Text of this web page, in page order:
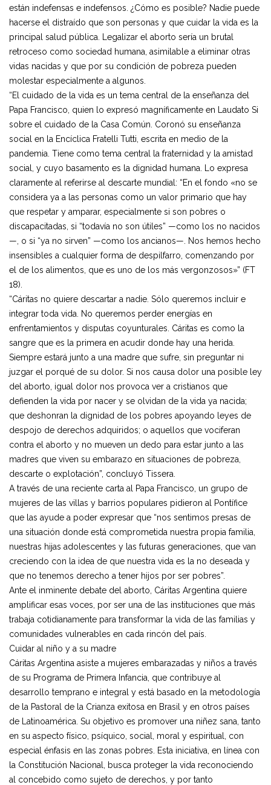
están indefensas e indefensos. ¿Cómo es posible? Nadie puede
hacerse el distraído que son personas y que cuidar la vida es la
principal salud pública. Legalizar el aborto sería un brutal
retroceso como sociedad humana, asimilable a eliminar otras
vidas nacidas y que por su condición de pobreza pueden
molestar especialmente a algunos.
“El cuidado de la vida es un tema central de la enseñanza del
Papa Francisco, quien lo expresó magníficamente en Laudato Si
sobre el cuidado de la Casa Común. Coronó su enseñanza
social en la Encíclica Fratelli Tutti, escrita en medio de la
pandemia. Tiene como tema central la fraternidad y la amistad
social, y cuyo basamento es la dignidad humana. Lo expresa
claramente al referirse al descarte mundial: “En el fondo «no se
considera ya a las personas como un valor primario que hay
que respetar y amparar, especialmente si son pobres o
discapacitadas, si “todavía no son útiles” —como los no nacidos
—, o si “ya no sirven” —como los ancianos—. Nos hemos hecho
insensibles a cualquier forma de despilfarro, comenzando por
el de los alimentos, que es uno de los más vergonzosos»” (FT
18).
“Cáritas no quiere descartar a nadie. Sólo queremos incluir e
integrar toda vida. No queremos perder energías en
enfrentamientos y disputas coyunturales. Cáritas es como la
sangre que es la primera en acudir donde hay una herida.
Siempre estará junto a una madre que sufre, sin preguntar ni
juzgar el porqué de su dolor. Si nos causa dolor una posible ley
del aborto, igual dolor nos provoca ver a cristianos que
defienden la vida por nacer y se olvidan de la vida ya nacida;
que deshonran la dignidad de los pobres apoyando leyes de
despojo de derechos adquiridos; o aquellos que vociferan
contra el aborto y no mueven un dedo para estar junto a las
madres que viven su embarazo en situaciones de pobreza,
descarte o explotación”, concluyó Tissera.
A través de una reciente carta al Papa Francisco, un grupo de
mujeres de las villas y barrios populares pidieron al Pontífice
que las ayude a poder expresar que “nos sentimos presas de
una situación donde está comprometida nuestra propia familia,
nuestras hijas adolescentes y las futuras generaciones, que van
creciendo con la idea de que nuestra vida es la no deseada y
que no tenemos derecho a tener hijos por ser pobres”.
Ante el inminente debate del aborto, Cáritas Argentina quiere
amplificar esas voces, por ser una de las instituciones que más
trabaja cotidianamente para transformar la vida de las familias y
comunidades vulnerables en cada rincón del país.
Cuidar al niño y a su madre
Cáritas Argentina asiste a mujeres embarazadas y niños a través
de su Programa de Primera Infancia, que contribuye al
desarrollo temprano e integral y está basado en la metodología
de la Pastoral de la Crianza exitosa en Brasil y en otros países
de Latinoamérica. Su objetivo es promover una niñez sana, tanto
en su aspecto físico, psíquico, social, moral y espiritual, con
especial énfasis en las zonas pobres. Esta iniciativa, en línea con
la Constitución Nacional, busca proteger la vida reconociendo
al concebido como sujeto de derechos, y por tanto